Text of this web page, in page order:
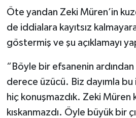
Öte yandan Zeki Müren’in
de iddialara kayıtsız
göstermiş ve şu açıklamayı
“Böyle bir efsanenin
derece üzücü. Biz dayımla
hiç konuşmazdık. Zeki Müren
kıskanmazdı. Öyle büyük bir